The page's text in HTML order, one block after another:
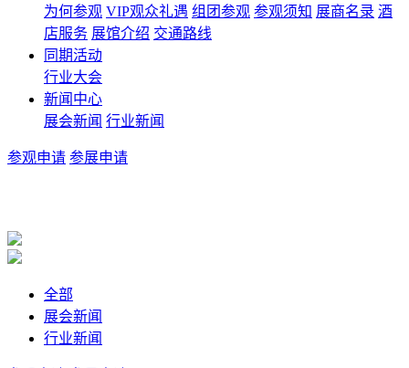
为何参观 VIP观众礼遇 组团参观 参观须知 展商名录 酒
店服务 展馆介绍 交通路线
同期活动
行业大会
新闻中心
展会新闻 行业新闻
参观申请 参展申请
全部
展会新闻
行业新闻